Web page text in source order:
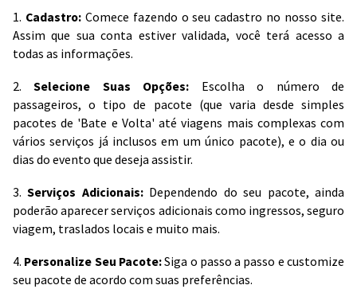
1. Cadastro:Comece fazendo o seu cadastro no nosso site.
Assim que sua conta estiver validada, você terá acesso a
todas as informações.
2.Selecione Suas Opções: Escolha o número de
passageiros, o tipo de pacote (que varia desde simples
pacotes de 'Bate e Volta' até viagens mais complexas com
vários serviços já inclusos em um único pacote), e o dia ou
dias do evento que deseja assistir.
3.Serviços Adicionais:Dependendo do seu pacote, ainda
poderão aparecer serviços adicionais como ingressos, seguro
viagem, traslados locais e muito mais.
4. Personalize Seu Pacote:Siga o passo a passo e customize
seu pacote de acordo com suas preferências.